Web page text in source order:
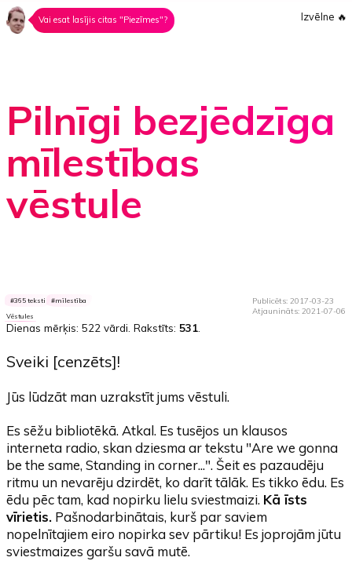
Vai esat lasījis citas "Piezīmes"? Izvēlne 🔥
Pilnīgi bezjēdzīga
mīlestības
vēstule
Publicēts: 2017-03-23
Atjaunināts: 2021-07-06
365 teksti mīlestība
Vēstules
Dienas mērķis:522 vārdi . Rakstīts:531
Sveiki [cenzēts]!
Jūs lūdzāt man uzrakstīt jums vēstuli.
Es sēžu bibliotēkā. Atkal. Es tusējos un klausos
interneta radio, skan dziesma ar tekstu "Are we gonna
be the same, Standing in corner...". Šeit es pazaudēju
ritmu un nevarēju dzirdēt, ko darīt tālāk. Es tikko ēdu. Es
ēdu pēc tam, kad nopirku lielu sviestmaizi. Kā īsts
vīrietis. Pašnodarbinātais, kurš par saviem
nopelnītajiem eiro nopirka sev pārtiku! Es joprojām jūtu
sviestmaizes garšu savā mutē.